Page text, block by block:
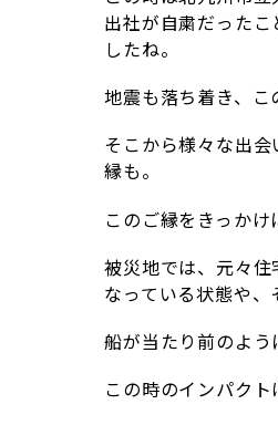
出社が自粛だった
したね。
地震も落ち着き、こ
そこから様々な出
縁も。
このご縁をきっか
被災地では、元々
なっている状態や、
船が当たり前のよう
この時のインパクト